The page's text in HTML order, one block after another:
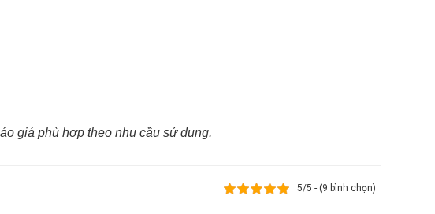
giá phù hợp theo nhu cầu sử dụng.
5/5 - (9 bình chọn)